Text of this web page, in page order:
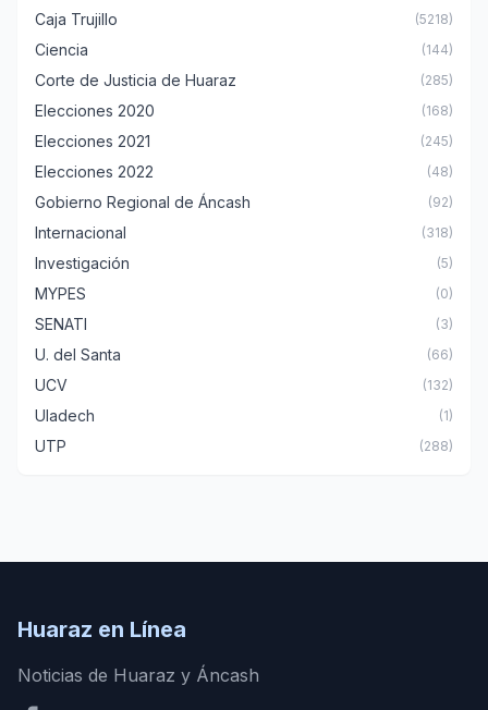
Caja Trujillo (5218)
Ciencia (144)
Corte de Justicia de Huaraz (285)
Elecciones 2020 (168)
Elecciones 2021 (245)
Elecciones 2022 (48)
Gobierno Regional de Áncash (92)
Internacional (318)
Investigación (5)
MYPES (0)
SENATI (3)
U. del Santa (66)
UCV (132)
Uladech (1)
UTP (288)
Huaraz en Línea
Noticias de Huaraz y Áncash